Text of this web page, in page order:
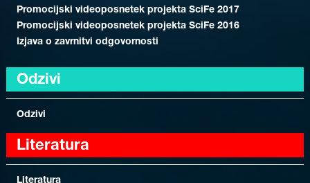
Promocijski videoposnetek projekta SciFe 2017
Promocijski videoposnetek projekta SciFe 2016
Izjava o zavrnitvi odgovornosti
Odzivi
Odzivi
Literatura
Literatura